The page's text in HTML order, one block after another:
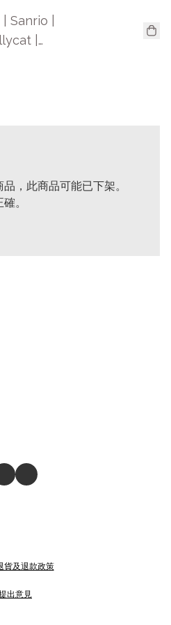
Sanrio |
|
，此商品可能已下架。
。
貨及退款政策
出意見